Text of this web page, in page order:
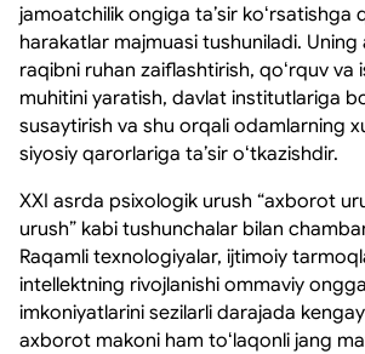
jamoatchilik ongiga taʼsir koʻrsatishga
harakatlar majmuasi tushuniladi.
raqibni ruhan zaiflashtirish, qoʻrquv va
muhitini yaratish, davlat institutlariga
susaytirish va shu orqali odamlarning
siyosiy qarorlariga taʼsir oʻtkazishdir.
XXI asrda psixologik urush “axborot
urush” kabi tushunchalar bilan
Raqamli texnologiyalar, ijtimoiy
intellektning rivojlanishi ommaviy
imkoniyatlarini sezilarli darajada
axborot makoni ham toʻlaqonli jang